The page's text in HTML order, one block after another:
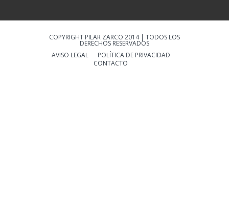
COPYRIGHT PILAR ZARCO 2014 | TODOS LOS
DERECHOS RESERVADOS
AVISO LEGAL
POLÍTICA DE PRIVACIDAD
CONTACTO